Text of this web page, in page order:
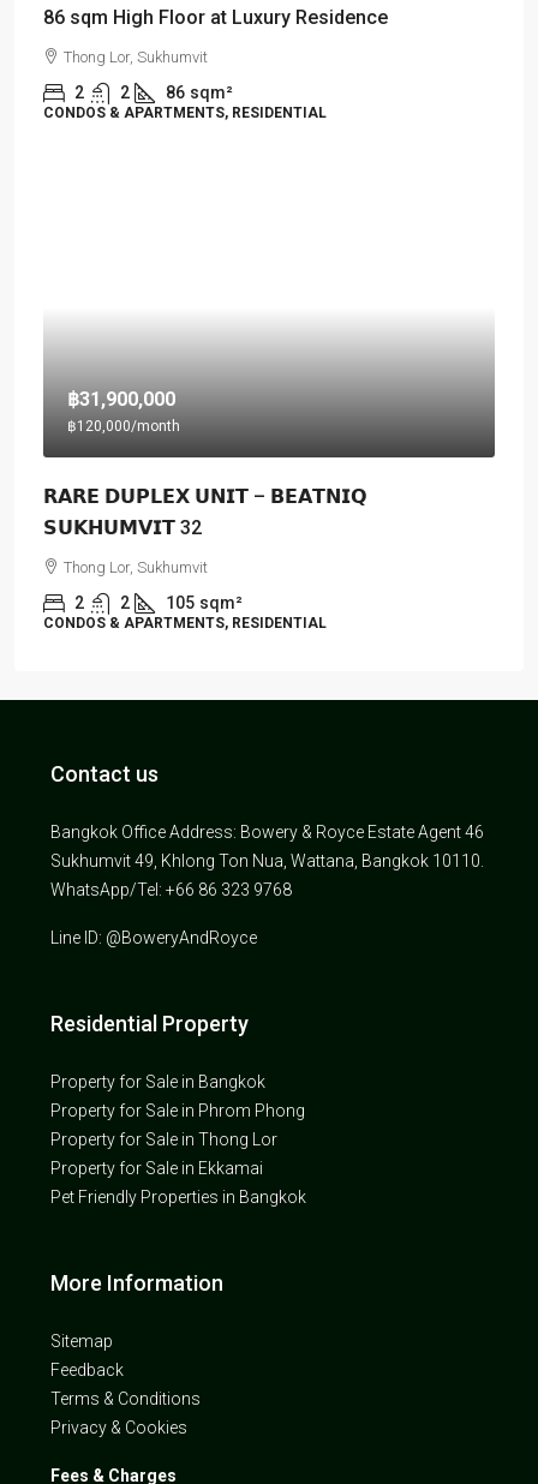
86 sqm High Floor at Luxury Residence
Thong Lor, Sukhumvit
2 2 86 sqm²
CONDOS & APARTMENTS, RESIDENTIAL
฿31,900,000
฿120,000/month
𝗥𝗔𝗥𝗘 𝗗𝗨𝗣𝗟𝗘𝗫 𝗨𝗡𝗜𝗧 – 𝗕𝗘𝗔𝗧𝗡𝗜𝗤
𝗦𝗨𝗞𝗛𝗨𝗠𝗩𝗜𝗧 32
Thong Lor, Sukhumvit
2 2 105 sqm²
CONDOS & APARTMENTS, RESIDENTIAL
Contact us
Bangkok Office Address: Bowery & Royce Estate Agent 46
Sukhumvit 49, Khlong Ton Nua, Wattana, Bangkok 10110.
WhatsApp/Tel: +66 86 323 9768
Line ID: @BoweryAndRoyce
Residential Property
Property for Sale in Bangkok
Property for Sale in Phrom Phong
Property for Sale in Thong Lor
Property for Sale in Ekkamai
Pet Friendly Properties in Bangkok
More Information
Sitemap
Feedback
Terms & Conditions
Privacy & Cookies
Fees & Charges